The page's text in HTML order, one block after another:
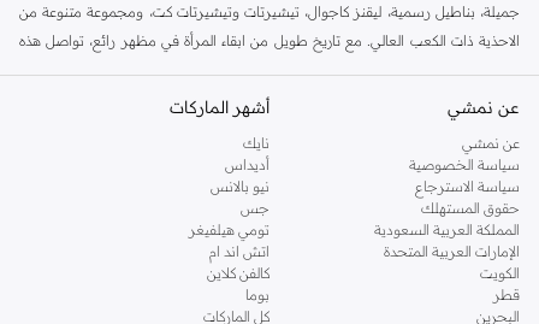
جميلة، بناطيل رسمية، ليقنز كاجوال، تيشيرتات وتيشيرتات كت، ومجموعة متنوعة من
الاحذية ذات الكعب العالي. مع تاريخ طويل من ابقاء المرأة في مظهر رائع، تواصل هذه
كنت تقومين بتجديد خزانة ملابسك الملائمة للعمل، البحث عن فستان مثالي للحفلات او
اليه.
تسوقي دوروثي بيركنز اون لاين مسقط
تسوقي دوروثي بيركنز اون لاين من نمشي واستمتعي باكثر من الف ستايل من مجموعة
دوروثي بيركنز الشهيرة. تصفحي المجموعة كاملة في متجر دوروثي بيركنز اون لاين او
استخدمي القائمة لتحديد تجربة تسوق دوروثي بيركنز اون لاين. خدمة التوصيل السريعة
والدعم الاستثنائي يضمن لك تجربة تسوق ممتعة دائما مع نمشي.
عن نمشي
عن نمشي
سياسة الخصوصية
سياسة الاسترجاع
حقوق المستهلك
المملكة العربية السعودية
الإمارات العربية المتحدة
الكويت
قطر
البحرين
أشهر الماركات
نايك
أديداس
نيو بالانس
جس
تومي هيلفيغر
اتش اند ام
كالفن كلاين
بوما
كل الماركات